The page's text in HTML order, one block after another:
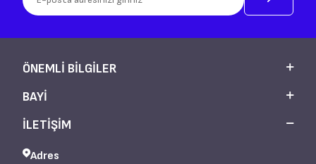
ÖNEMLI BILGILER
BAYI
İLETİŞİM
Adres